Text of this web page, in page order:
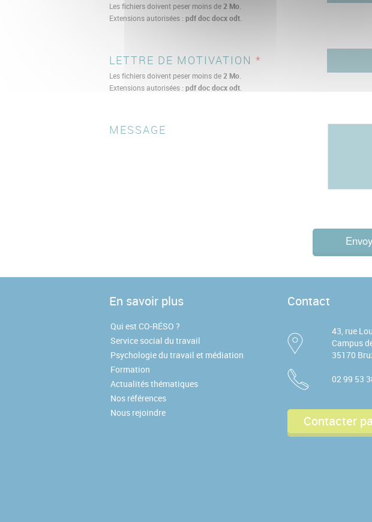
Les fichiers doivent peser moins de 2 Mo
Extensions autorisées : pdf doc docx odt
LETTRE DE MOTIVATION *
Les fichiers doivent peser moins de2 Mo
Extensions autorisées : pdf doc docx odt
MESSAGE
En savoir plus
Qui est CO-RÉSO ?
Service social du travail
Psychologie du travail et médiation
Formation
Actualités thématiques
Nos références
Nous rejoindre
Contact
43, rue
Campus
35170
02 99 53
Contacter